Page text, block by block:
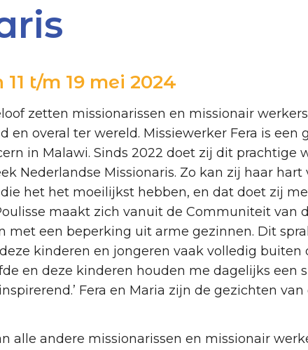
t/m 19 mei 2024
zetten missionarissen en missionair
en overal ter wereld. Missiewerker Fera is een
in Malawi. Sinds 2022 doet zij dit prachtige
Nederlandse Missionaris. Zo kan zij haar hart
het het moeilijkst hebben, en dat doet zij
maakt zich vanuit de Communiteit van
met een beperking uit arme gezinnen. Dit
kinderen en jongeren vaak volledig buiten
en deze kinderen houden me dagelijks een
Fera en Maria zijn de gezichten
alle andere missionarissen en missionair